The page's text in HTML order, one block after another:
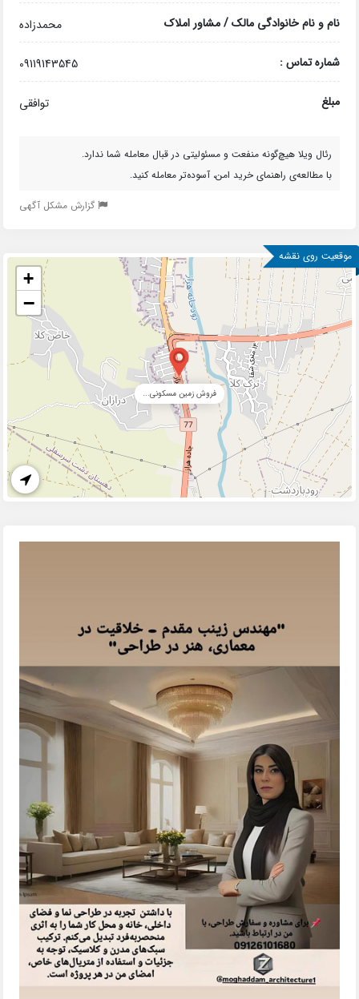
نام و نام خانوادگی مالک / مشاور املاک محمدزاده
شماره تماس : 09119143545
مبلغ توافقی
رئال ویلا هیچ‌گونه منفعت و مسئولیتی در قبال معامله شما ندارد.
با مطالعه‌ی راهنمای خرید امن، آسوده‌تر معامله کنید.
گزارش مشکل آگهی
موقعیت روی نقشه
فروش زمین مسکونی...
+
−